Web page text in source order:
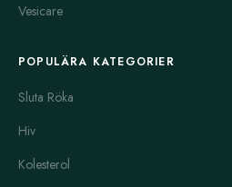
Vesicare
POPULÄRA KATEGORIER
Sluta Röka
Hiv
Kolesterol